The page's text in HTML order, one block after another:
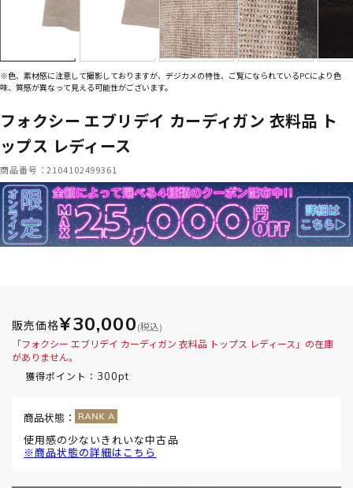
※色、素材感に注意して撮影しておりますが、デジカメの特性、ご覧になられているPCにより色
味、質感が異なって見える可能性がございます。
フォクシー エブリデイ カーディガン 衣料品 ト
ップス レディース
商品番号：2104102499361
販売価格¥30,000 (税込)
「フォクシー エブリデイ カーディガン 衣料品 トップス レディース」の在庫
がありません。
獲得ポイント： 300pt
商品状態：
使用感の少ないきれいな中古品
※商品状態の詳細はこちら